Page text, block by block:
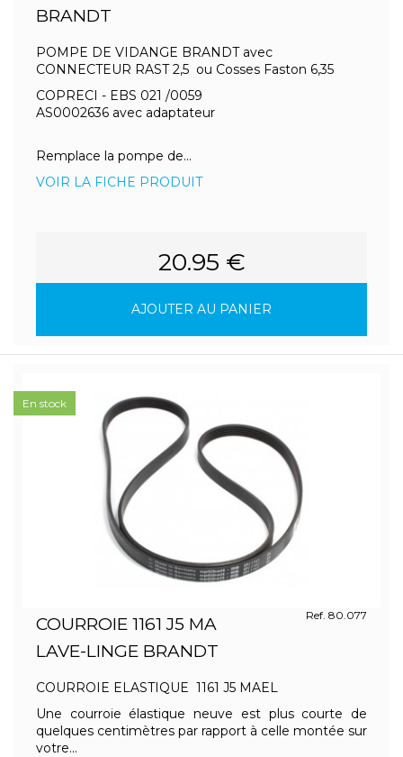
BRANDT
POMPE DE VIDANGE BRANDT avec
CONNECTEUR RAST 2,5 ou Cosses Faston 6,35
COPRECI - EBS 021 /0059
AS0002636 avec adaptateur
Remplace la pompe de...
VOIR LA FICHE PRODUIT
20.95 €
AJOUTER AU PANIER
COURROIE 1161 J5 MA
LAVE-LINGE BRANDT
Ref. 80.077
COURROIE ELASTIQUE 1161 J5 MAEL
Une courroie élastique neuve est plus courte de
quelques centimètres par rapport à celle montée sur
votre...
En stock